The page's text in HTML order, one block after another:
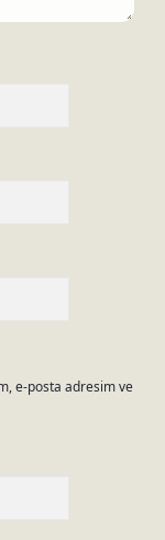
e-posta adresim ve